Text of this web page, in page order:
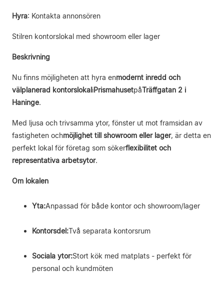
Hyra: Kontakta annonsören
Stilren kontorslokal med showroom eller lager
Beskrivning
Nu finns möjligheten att hyra enmodernt inredd och
välplanerad kontorslokaliPrismahusetpåTräffgatan 2 i
Haninge.
Med ljusa och trivsamma ytor, fönster ut mot framsidan av
fastigheten ochmöjlighet till showroom eller lager, är detta en
perfekt lokal för företag som sökerflexibilitet och
representativa arbetsytor.
Om lokalen
Yta:Anpassad för både kontor och showroom/lager
Kontorsdel:Två separata kontorsrum
Sociala ytor:Stort kök med matplats - perfekt för
personal och kundmöten